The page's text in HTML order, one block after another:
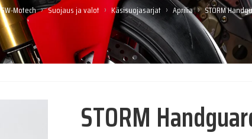
SW-Motech › Suojaus ja valot › Käsisuojasarjat › Aprilia › STORM
STORM